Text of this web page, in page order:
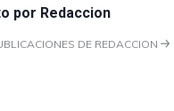
por Redaccion
DE REDACCION